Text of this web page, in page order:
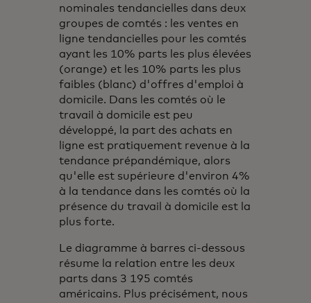
nominales tendancielles dans deux
groupes de comtés : les ventes en
ligne tendancielles pour les comtés
ayant les 10% parts les plus élevées
(orange) et les 10% parts les plus
faibles (blanc) d'offres d'emploi à
domicile. Dans les comtés où le
travail à domicile est peu
développé, la part des achats en
ligne est pratiquement revenue à la
tendance prépandémique, alors
qu'elle est supérieure d'environ 4%
à la tendance dans les comtés où la
présence du travail à domicile est la
plus forte.
Le diagramme à barres ci-dessous
résume la relation entre les deux
parts dans 3 195 comtés
américains. Plus précisément, nous